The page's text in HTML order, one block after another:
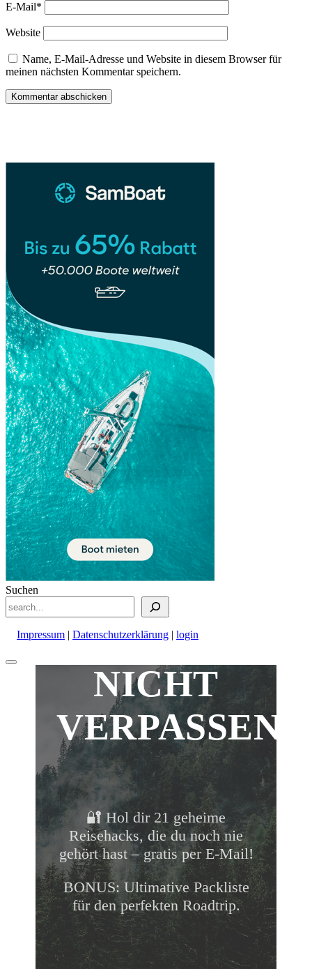
E-Mail*
Website
Name, E-Mail-Adresse und Website in diesem Browser für
meinen nächsten Kommentar speichern.
Suchen
Impressum | Datenschutzerklärung | login
Nach
NICHT
VERPASSEN!
🔐 Hol dir 21 geheime
Reisehacks, die du noch nie
gehört hast – gratis per E-Mail!
BONUS: Ultimative Packliste
für den perfekten Roadtrip.